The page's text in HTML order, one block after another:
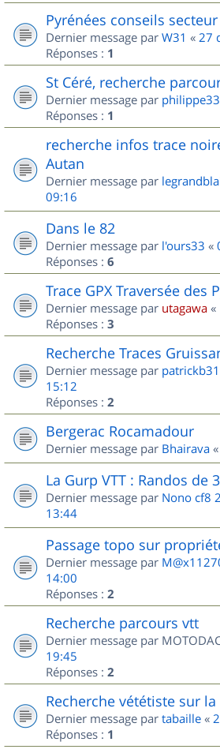
Pyrénées conseils secteur
Dernier message par W31 « 27
Réponses : 1
St Céré, recherche
Dernier message par philippe33
Réponses : 1
recherche infos trace
Autan
Dernier message par
09:16
Dans le 82
Dernier message par l'ours33 «
Réponses : 6
Trace GPX Traversée des
Dernier message par utagawa «
Réponses : 3
Recherche Traces
Dernier message par
15:12
Réponses : 2
Bergerac Rocamadour
Dernier message par Bhairava «
La Gurp VTT : Randos de
Dernier message par Nono cf8
13:44
Passage topo sur
Dernier message par
14:00
Réponses : 2
Recherche parcours vtt
Dernier message par
19:45
Réponses : 2
Recherche vététiste sur
Dernier message par tabaille «
Réponses : 1